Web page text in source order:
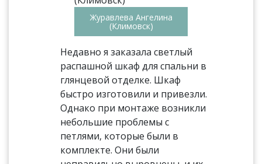
Журавлева Ангелина
(Климовск)
Недавно я заказала светлый
распашной шкаф для спальни в
глянцевой отделке. Шкаф
быстро изготовили и привезли.
Однако при монтаже возникли
небольшие проблемы с
петлями, которые были в
комплекте. Они были